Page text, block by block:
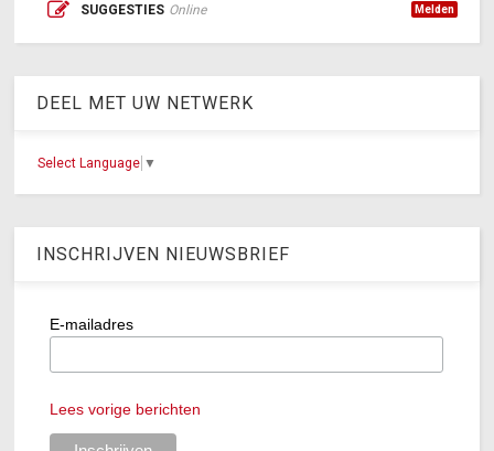
SUGGESTIES Online Melden
DEEL MET UW NETWERK
Select Language ▼
INSCHRIJVEN NIEUWSBRIEF
E-mailadres
Lees vorige berichten